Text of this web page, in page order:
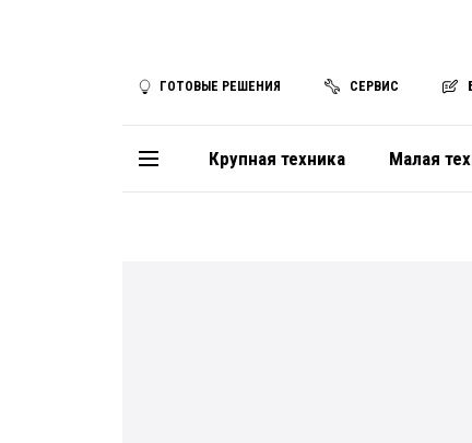
ГОТОВЫЕ РЕШЕНИЯ СЕРВИС
Крупная техника Малая